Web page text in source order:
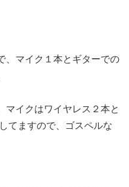
、マイク１本とギターでの
マイクはワイヤレス２本と
てますので、ゴスペルな